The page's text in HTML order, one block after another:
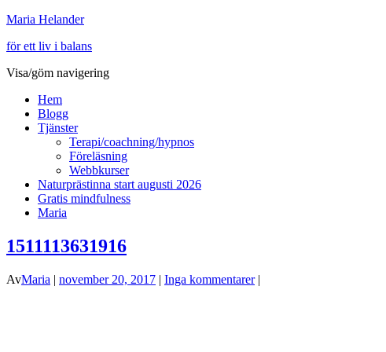
Maria Helander
för ett liv i balans
Visa/göm navigering
Hem
Blogg
Tjänster
Terapi/coachning/hypnos
Föreläsning
Webbkurser
Naturprästinna start augusti 2026
Gratis mindfulness
Maria
1511113631916
AvMaria | november 20, 2017 | Inga kommentarer|